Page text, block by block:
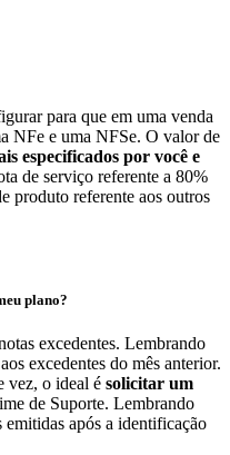
para que em uma venda
NFe e uma NFSe. O valor de
especificados por você e
de serviço referente a 80%
produto referente aos outros
plano?
excedentes. Lembrando
excedentes do mês anterior.
vez, o ideal é solicitar um
de Suporte. Lembrando
emitidas após a identificação